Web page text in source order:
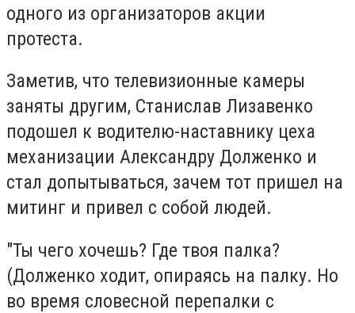
одного из организаторов акции
протеста.
Заметив, что телевизионные камеры
заняты другим, Станислав Лизавенко
подошел к водителю-наставнику цеха
механизации Александру Долженко и
стал допытываться, зачем тот пришел на
митинг и привел с собой людей.
"Ты чего хочешь? Где твоя палка?
(Долженко ходит, опираясь на палку. Но
во время словесной перепалки с